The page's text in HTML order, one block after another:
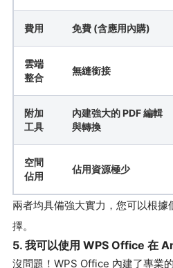
費用 免費 (含應用內購)
雲端
整合
無縫銜接
附加
工具
內建強大的 PDF 編輯
與轉換
空間
佔用
佔用資源極少
兩者均具備強大實力，您可以根
擇。
5. 我可以使用 WPS Office 在
沒問題！WPS Office 內建了專業